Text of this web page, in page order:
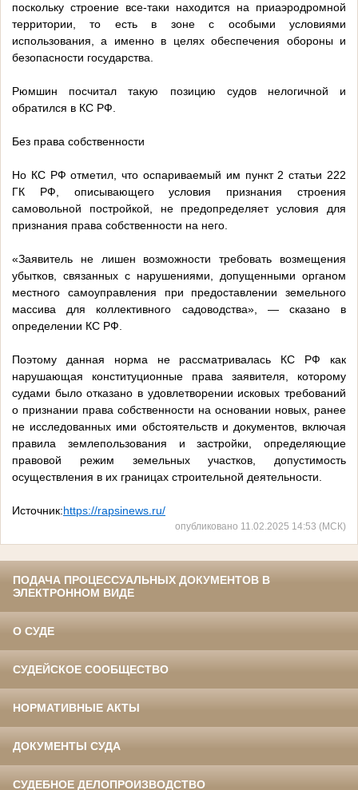
поскольку строение все-таки находится на приаэродромной
территории, то есть в зоне с особыми условиями
использования, а именно в целях обеспечения обороны и
безопасности государства.
Рюмшин посчитал такую позицию судов нелогичной и
обратился в КС РФ.
Без права собственности
Но КС РФ отметил, что оспариваемый им пункт 2 статьи 222
ГК РФ, описывающего условия признания строения
самовольной постройкой, не предопределяет условия для
признания права собственности на него.
«Заявитель не лишен возможности требовать возмещения
убытков, связанных с нарушениями, допущенными органом
местного самоуправления при предоставлении земельного
массива для коллективного садоводства», — сказано в
определении КС РФ.
Поэтому данная норма не рассматривалась КС РФ как
нарушающая конституционные права заявителя, которому
судами было отказано в удовлетворении исковых требований
о признании права собственности на основании новых, ранее
не исследованных ими обстоятельств и документов, включая
правила землепользования и застройки, определяющие
правовой режим земельных участков, допустимость
осуществления в их границах строительной деятельности.
Источник:https://rapsinews.ru/
опубликовано 11.02.2025 14:53 (МСК)
ПОДАЧА ПРОЦЕССУАЛЬНЫХ ДОКУМЕНТОВ В
ЭЛЕКТРОННОМ ВИДЕ
О СУДЕ
СУДЕЙСКОЕ СООБЩЕСТВО
НОРМАТИВНЫЕ АКТЫ
ДОКУМЕНТЫ СУДА
СУДЕБНОЕ ДЕЛОПРОИЗВОДСТВО